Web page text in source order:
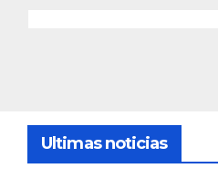
Ultimas noticias